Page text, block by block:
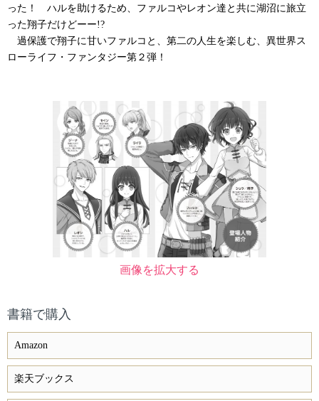
った！ ハルを助けるため、ファルコやレオン達と共に湖沼に旅立
った翔子だけどーー!?
過保護で翔子に甘いファルコと、第二の人生を楽しむ、異世界ス
ローライフ・ファンタジー第２弾！
画像を拡大する
書籍で購入
Amazon
楽天ブックス